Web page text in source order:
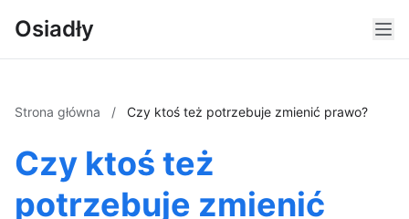
Osiadły
Strona główna / Czy ktoś też potrzebuje zmienić prawo?
Czy ktoś też
potrzebuje zmienić